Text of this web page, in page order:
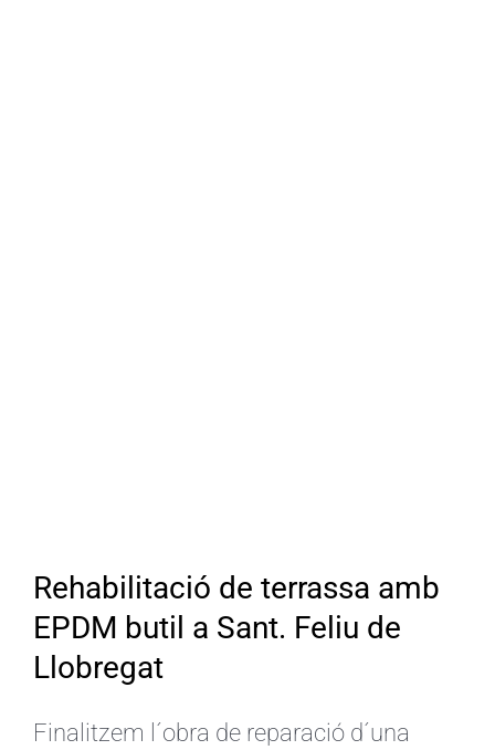
Rehabilitació de terrassa amb
EPDM butil a Sant. Feliu de
Llobregat
Finalitzem l´obra de reparació d´una